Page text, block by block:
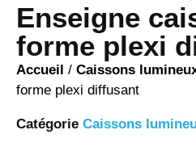
Enseigne
forme plexi
Accueil / Caissons
forme plexi diffusant
Catégorie Caissons